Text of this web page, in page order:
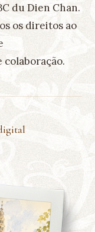
du Dien Chan.
os direitos ao